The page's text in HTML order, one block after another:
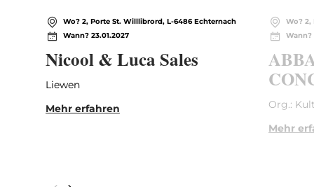
Wo? 2, Porte St. Willlibrord, L-6486 Echternach
Wann? 23.01.2027
Nicool & Luca Sales
Liewen
Mehr erfahren
Wo? 2,
Wann?
Org.:
Mehr